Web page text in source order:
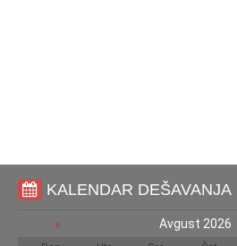
KALENDAR DEŠAVANJA
« Avgust 2026